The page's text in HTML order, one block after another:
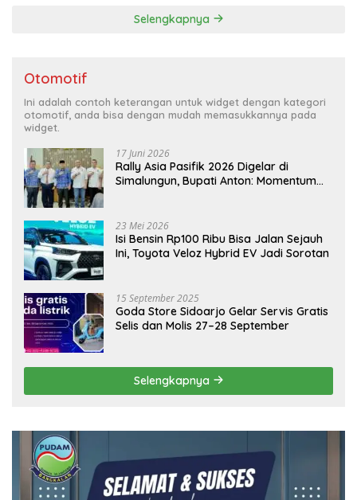
Selengkapnya
Otomotif
Ini adalah contoh keterangan untuk widget dengan kategori
otomotif, anda bisa dengan mudah memasukkannya pada
widget.
17 Juni 2026
Rally Asia Pasifik 2026 Digelar di
Simalungun, Bupati Anton: Momentum
23 Mei 2026
Isi Bensin Rp100 Ribu Bisa Jalan Sejauh
Ini, Toyota Veloz Hybrid EV Jadi Sorotan
15 September 2025
Goda Store Sidoarjo Gelar Servis Gratis
Selis dan Molis 27–28 September
Selengkapnya